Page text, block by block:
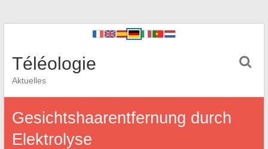
Téléologie
Aktuelles
Gesichtshaarentfernung durch
Elektrolyse